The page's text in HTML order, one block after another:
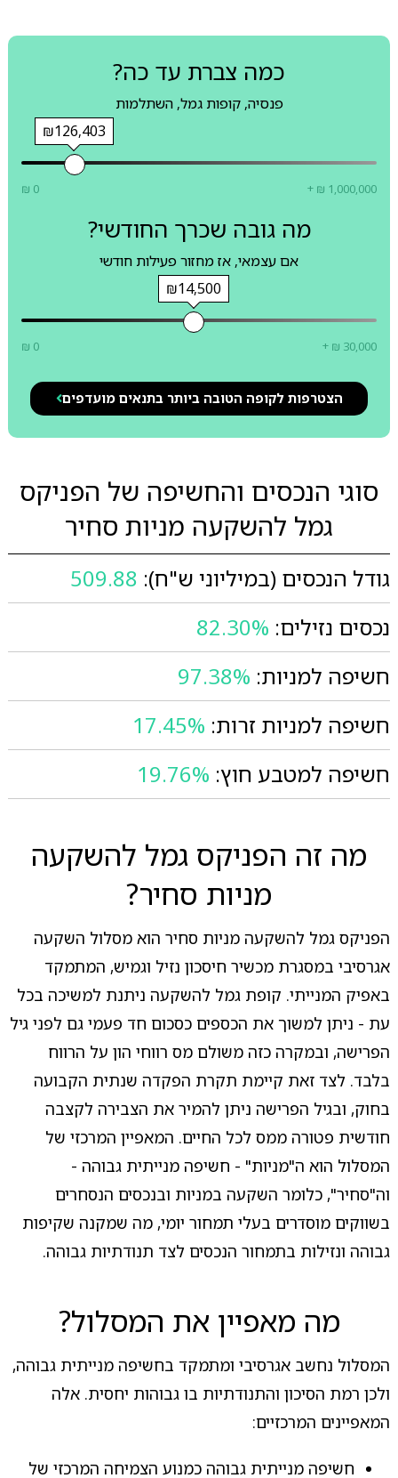
כמה צברת עד כה?
פנסיה, קופות גמל, השתלמות
₪126,403
₪ 0 + ₪ 1,000,000
מה גובה שכרך החודשי?
אם עצמאי, אז מחזור פעילות חודשי
₪14,500
₪ 0 + ₪ 30,000
הצטרפות לקופה הטובה ביותר בתנאים מועדפים
סוגי הנכסים והחשיפה של הפניקס
גמל להשקעה מניות סחיר
גודל הנכסים (במיליוני ש"ח): 509.88
נכסים נזילים: 82.30%
חשיפה למניות: 97.38%
חשיפה למניות זרות: 17.45%
חשיפה למטבע חוץ: 19.76%
מה זה הפניקס גמל להשקעה
מניות סחיר?
הפניקס גמל להשקעה מניות סחיר הוא מסלול השקעה
אגרסיבי במסגרת מכשיר חיסכון נזיל וגמיש, המתמקד
באפיק המנייתי. קופת גמל להשקעה ניתנת למשיכה בכל
עת - ניתן למשוך את הכספים כסכום חד פעמי גם לפני גיל
הפרישה, ובמקרה כזה משולם מס רווחי הון על הרווח
בלבד. לצד זאת קיימת תקרת הפקדה שנתית הקבועה
בחוק, ובגיל הפרישה ניתן להמיר את הצבירה לקצבה
חודשית פטורה ממס לכל החיים. המאפיין המרכזי של
המסלול הוא ה"מניות" - חשיפה מנייתית גבוהה -
וה"סחיר", כלומר השקעה במניות ובנכסים הנסחרים
בשווקים מוסדרים בעלי תמחור יומי, מה שמקנה שקיפות
גבוהה ונזילות בתמחור הנכסים לצד תנודתיות גבוהה.
מה מאפיין את המסלול?
המסלול נחשב אגרסיבי ומתמקד בחשיפה מנייתית גבוהה,
ולכן רמת הסיכון והתנודתיות בו גבוהות יחסית. אלה
המאפיינים המרכזיים:
חשיפה מנייתית גבוהה כמנוע הצמיחה המרכזי של